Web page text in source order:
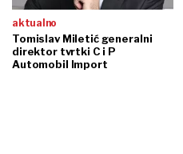
aktualno
Tomislav Miletić generalni
direktor tvrtki C i P
Automobil Import